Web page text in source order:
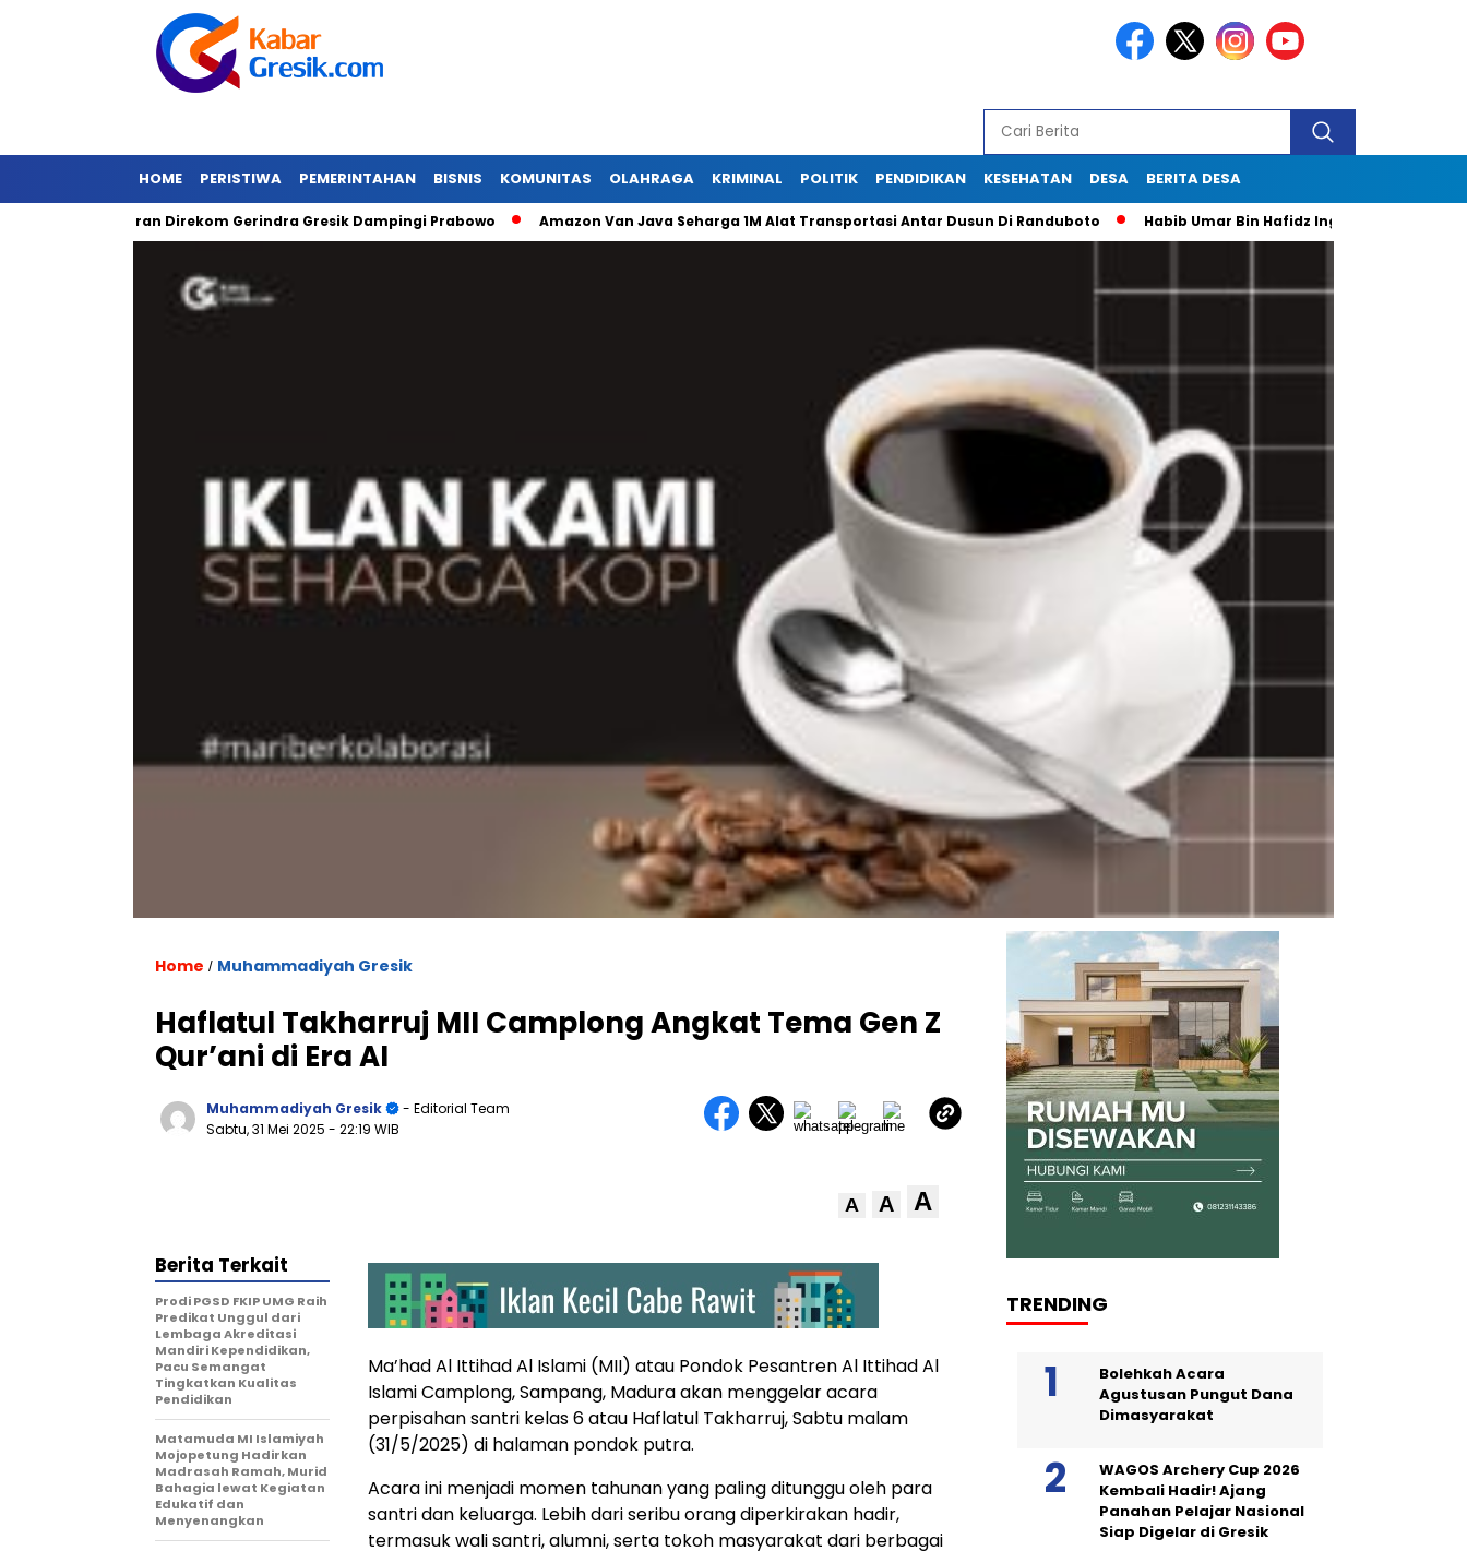
HOME PERISTIWA PEMERINTAHAN BISNIS KOMUNITAS OLAHRAGA KRIMINAL POLITIK PENDIDIKAN KESEHATAN DESA BERITA DESA
Gibran Direkom Gerindra Gresik Dampingi Prabowo Amazon Van Java Seharga 1M Alat Transportasi Antar Dusun Di Randuboto Habib Umar Bin Hafidz Ingatkan Warga Gresik
Home / Muhammadiyah Gresik
Haflatul Takharruj MII Camplong Angkat Tema Gen Z
Qur’ani di Era AI
Muhammadiyah Gresik
- Editorial Team
Sabtu, 31 Mei 2025 - 22:19 WIB
A A A
Ma’had Al Ittihad Al Islami (MII) atau Pondok Pesantren Al Ittihad Al
Islami Camplong, Sampang, Madura akan menggelar acara
perpisahan santri kelas 6 atau Haflatul Takharruj, Sabtu malam
(31/5/2025) di halaman pondok putra.
Acara ini menjadi momen tahunan yang paling ditunggu oleh para
santri dan keluarga. Lebih dari seribu orang diperkirakan hadir,
termasuk wali santri, alumni, serta tokoh masyarakat dari berbagai
Berita Terkait
Prodi PGSD FKIP UMG Raih
Predikat Unggul dari
Lembaga Akreditasi
Mandiri Kependidikan,
Pacu Semangat
Tingkatkan Kualitas
Pendidikan
Matamuda MI Islamiyah
Mojopetung Hadirkan
Madrasah Ramah, Murid
Bahagia lewat Kegiatan
Edukatif dan
Menyenangkan
TRENDING
Bolehkah Acara
Agustusan Pungut Dana
Dimasyarakat
WAGOS Archery Cup 2026
Kembali Hadir! Ajang
Panahan Pelajar Nasional
Siap Digelar di Gresik